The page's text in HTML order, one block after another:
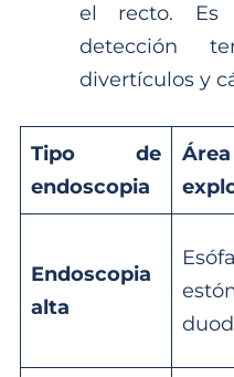
el recto. Es
detección
divertículos y
Tipo de
endoscopia
Área
Endoscopia
alta